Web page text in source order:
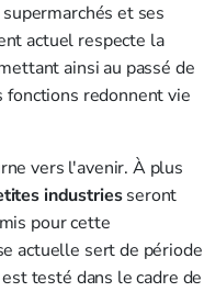
et ses
actuel respecte la
ainsi au passé de
redonnent vie
vers l'avenir. À plus
industriesseront
pour cette
actuelle sert de période
testé dans le cadre de